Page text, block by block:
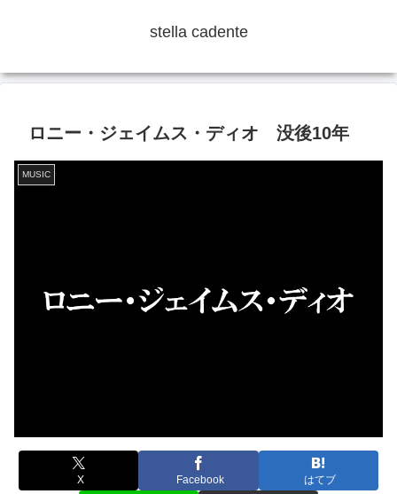
stella cadente
ロニー・ジェイムス・ディオ 没後10年
MUSIC
X Facebook はてブ